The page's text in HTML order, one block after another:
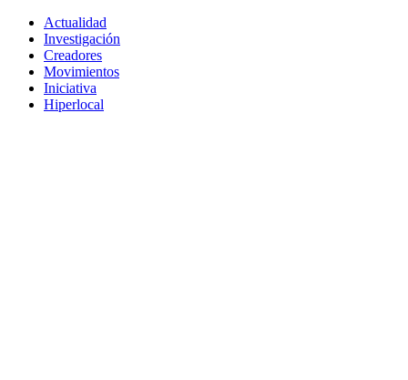
Actualidad
Investigación
Creadores
Movimientos
Iniciativa
Hiperlocal